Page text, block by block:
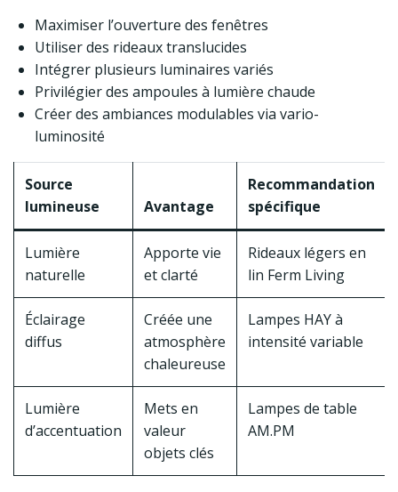
Maximiser l’ouverture des fenêtres
Utiliser des rideaux translucides
Intégrer plusieurs luminaires variés
Privilégier des ampoules à lumière chaude
Créer des ambiances modulables via vario-
luminosité
Source
lumineuse
Avantage
Recommandation
spécifique
Lumière
naturelle
Apporte vie
et clarté
Rideaux légers en
lin Ferm Living
Éclairage
diffus
Créée une
atmosphère
chaleureuse
Lampes HAY à
intensité variable
Lumière
d’accentuation
Mets en
valeur
objets clés
Lampes de table
AM.PM